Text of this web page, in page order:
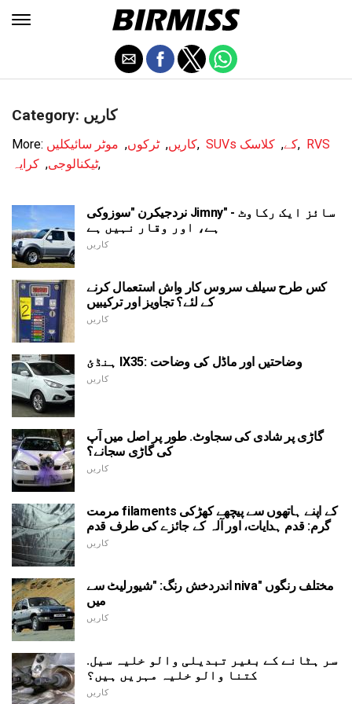
Category: کاریں
More: کاریں,ٹرکوں, موٹر سائیکلیں , SUVs کے, کلاسک , RVS
ٹیکنالوجی, کرایہ ,
نردجیکرن "سوزوکی Jimny" - سائز ایک رکاوٹ
ہے، اور وقار نہیں ہے
کاریں
کس طرح سیلف سروس کار واش استعمال کرنے
کے لئے؟ تجاویز اور ترکیبیں
کاریں
ہنڈئ IX35: وضاحتیں اور ماڈل کی وضاحت
کاریں
گاڑی پر شادی کی سجاوٹ. طور پر اصل میں آپ
کی گاڑی سجانے؟
کاریں
مرمت filaments کے اپنے ہاتھوں سے پیچھے کھڑکی
گرم: قدم ہدایات، اور آلہ کے جائزے کی طرف قدم
کاریں
اندردخش رنگ: "شیورلیٹ سے niva" مختلف رنگوں
میں
کاریں
سر ہٹانے کے بغیر تبدیلی والو خلیہ سیل.
کتنا والو خلیہ مہریں ہیں؟
کاریں